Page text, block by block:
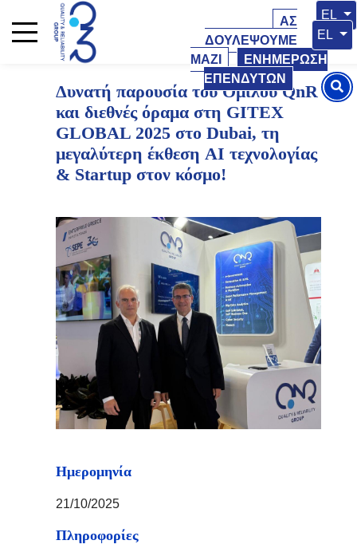
EL
ΑΣ
ΔΟΥΛΕΨΟΥΜΕ
ΜΑΖΙ
ΕΝΗΜΕΡΩΣΗ
ΕΠΕΝΔΥΤΩΝ
EL
21 Οκτωβρίου 2025
Δυνατή παρουσία του Ομίλου QnR
και διεθνές όραμα στη GITEX
GLOBAL 2025 στο Dubai, τη
μεγαλύτερη έκθεση AI τεχνολογίας
& Startup στον κόσμο!
Ημερομηνία
21/10/2025
Πληροφορίες